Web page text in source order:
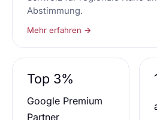
Abstimmung.
Mehr erfahren →
Top 3%
Google Premium
Partner